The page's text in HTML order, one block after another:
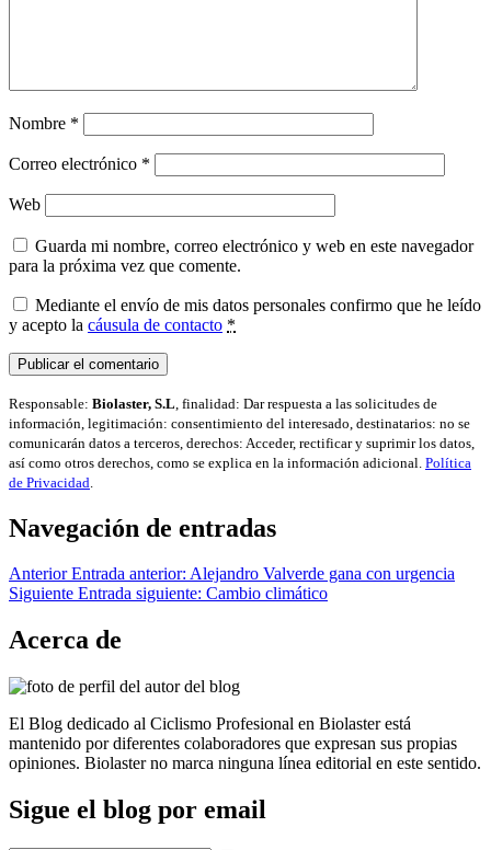
Nombre *
Correo electrónico *
Web
Guarda mi nombre, correo electrónico y web en este navegador
para la próxima vez que comente.
Mediante el envío de mis datos personales confirmo que he leído
y acepto la cáusula de contacto *
Responsable: Biolaster, S.L , finalidad: Dar respuesta a las solicitudes de
información, legitimación: consentimiento del interesado, destinatarios: no se
comunicarán datos a terceros, derechos: Acceder, rectificar y suprimir los datos,
así como otros derechos, como se explica en la información adicional. Política
de Privacidad
Navegación de entradas
Anterior Entrada anterior: Alejandro Valverde gana con urgencia
Siguiente Entrada siguiente: Cambio climático
Acerca de
El Blog dedicado al Ciclismo Profesional en Biolaster está
mantenido por diferentes colaboradores que expresan sus propias
opiniones. Biolaster no marca ninguna línea editorial en este sentido.
Sigue el blog por email